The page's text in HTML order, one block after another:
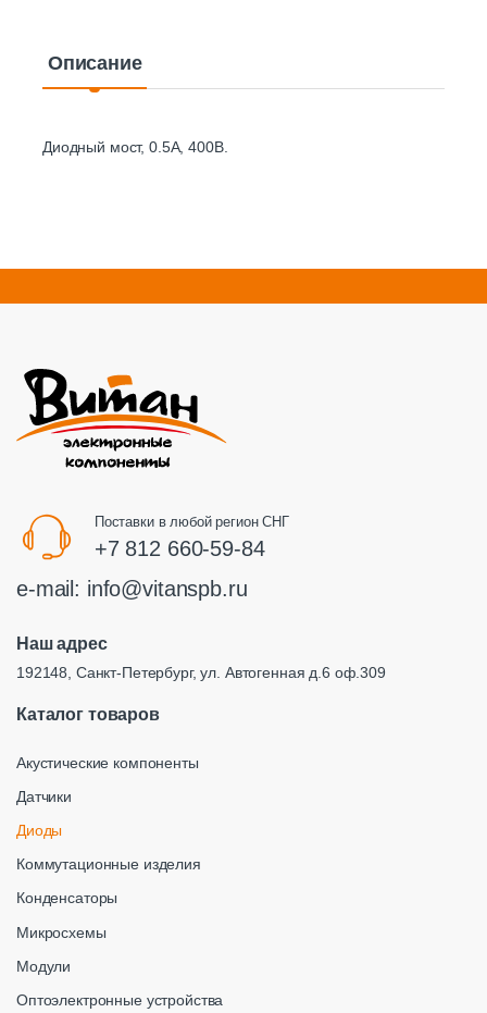
Описание
Диодный мост, 0.5А, 400В.
Поставки в любой регион СНГ
+7 812 660-59-84
e-mail: info@vitanspb.ru
Наш адрес
192148, Санкт-Петербург, ул. Автогенная д.6 оф.309
Каталог товаров
Акустические компоненты
Датчики
Диоды
Коммутационные изделия
Конденсаторы
Микросхемы
Модули
Оптоэлектронные устройства